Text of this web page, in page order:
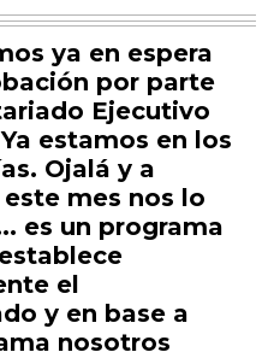
ya en espera
por parte
Ejecutivo
estamos en los
Ojalá y a
mes nos lo
es un programa
el
y en base a
nosotros